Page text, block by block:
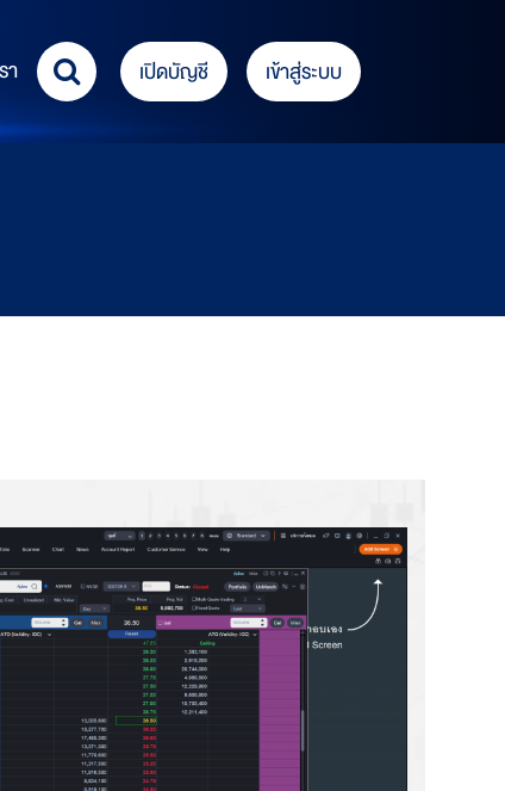
า เปิดบัญชี เข้าสู่ระบบ